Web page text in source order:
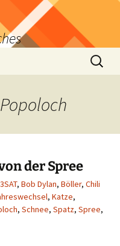
Suchen
nach:
der Spree
3SAT, Bob Dylan, Böller, Chili
, Katze,
, Schnee, Spatz, Spree,